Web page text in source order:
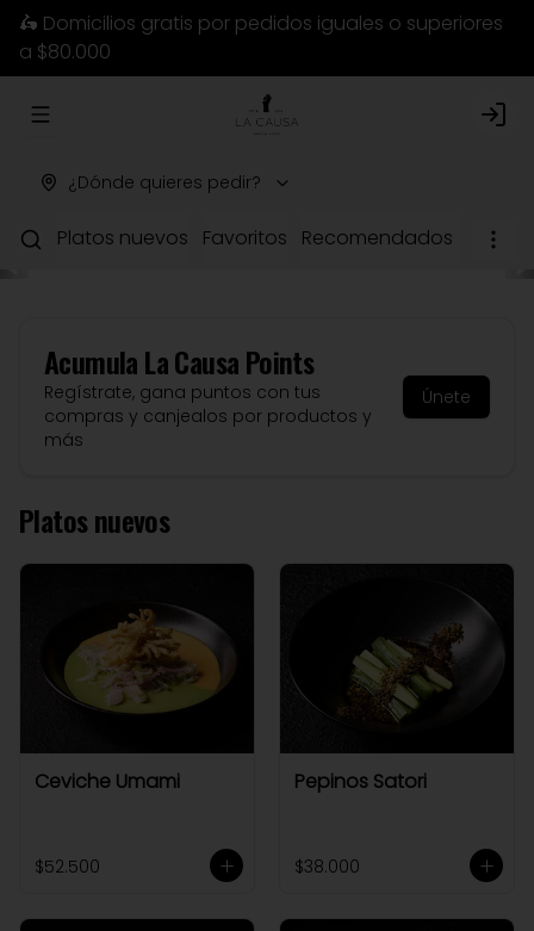
🛵 Domicilios gratis por pedidos iguales o superiores
a $80.000
Abrir menu de navegación
¿Dónde quieres pedir?
Platos nuevos Favoritos Recomendados del chef
AcumulaLa Causa Points
Regístrate, gana puntos con tus
compras y canjealos por productos y
más
Únete
Platos nuevos
Ceviche Umami
$52.500
Pepinos Satori
$38.000